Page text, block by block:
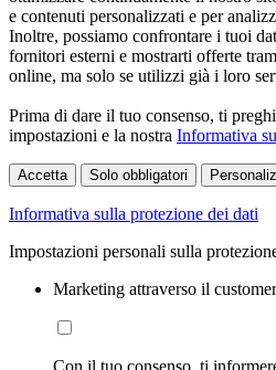
e contenuti personalizzati e per
Inoltre, possiamo confrontare i tuoi
fornitori esterni e mostrarti offerte
online, ma solo se utilizzi già i loro
Prima di dare il tuo consenso, ti
impostazioni e la nostra Informativa
Accetta Solo obbligatori
Informativa sulla protezione dei dati
Impostazioni personali sulla
Marketing attraverso il
Con il tuo consenso, ti